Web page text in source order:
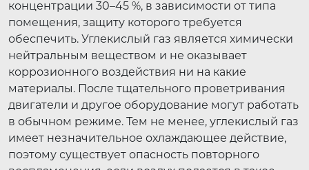
концентрации 30–45 %, в зависимости от типа
помещения, защиту которого требуется
обеспечить. Углекислый газ является химически
нейтральным веществом и не оказывает
коррозионного воздействия ни на какие
материалы. После тщательного проветривания
двигатели и другое оборудование могут работать
в обычном режиме. Тем не менее, углекислый газ
имеет незначительное охлаждающее действие,
поэтому существует опасность повторного